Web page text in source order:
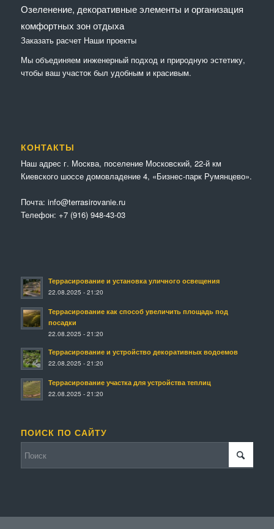
Озеленение, декоративные элементы и организация
комфортных зон отдыха
Заказать расчет Наши проекты
Мы объединяем инженерный подход и природную эстетику,
чтобы ваш участок был удобным и красивым.
КОНТАКТЫ
Наш адрес г. Москва, поселение Московский, 22-й км
Киевского шоссе домовладение 4, «Бизнес-парк Румянцево».
Почта: info@terrasirovanie.ru
Телефон: +7 (916) 948-43-03
Террасирование и установка уличного освещения
22.08.2025 - 21:20
Террасирование как способ увеличить площадь под
посадки
22.08.2025 - 21:20
Террасирование и устройство декоративных водоемов
22.08.2025 - 21:20
Террасирование участка для устройства теплиц
22.08.2025 - 21:20
ПОИСК ПО САЙТУ